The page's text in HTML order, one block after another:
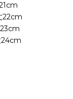
22cm
24cm